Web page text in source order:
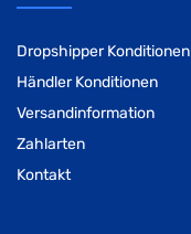
Dropshipper Konditionen
Händler Konditionen
Versandinformation
Zahlarten
Kontakt